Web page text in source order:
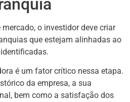
o investidor deve criar
que estejam alinhadas ao
é um fator crítico nessa etapa.
da empresa, a sua
bem como a satisfação dos